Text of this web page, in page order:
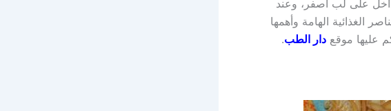
على لب أصفر، وعند
الغذائية الهامة وأهمها
عليها موقع دار الطب.